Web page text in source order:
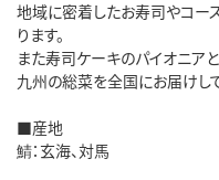
地域に密着したお寿司やコー
ります。
また寿司ケーキのパイオニア
九州の総菜を全国にお届けして
■産地
鯖：玄海、対馬